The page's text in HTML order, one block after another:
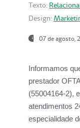
Texto:
Design:
07 de agosto,
Informamos
prestador
(55004164-2),
atendimentos
especialidade